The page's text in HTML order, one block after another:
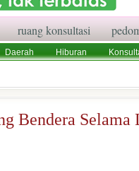
ruang konsultasi
Daerah Hiburan
Bendera